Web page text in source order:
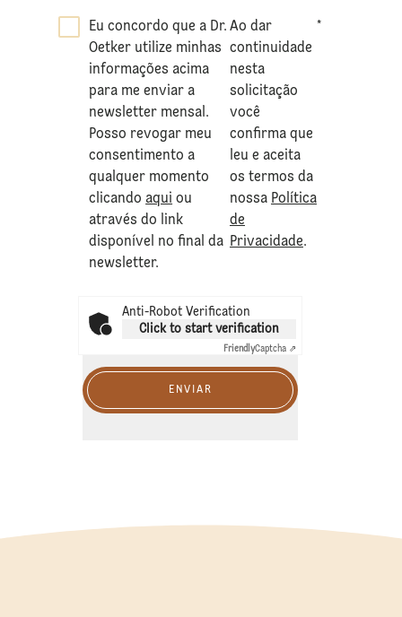
Eu concordo que a Dr.
Oetker utilize minhas
informações acima
para me enviar a
newsletter mensal.
Posso revogar meu
consentimento a
qualquer momento
clicando aqui ou
através do link
disponível no final da
newsletter.
Ao dar
continuidade
nesta
solicitação
você
confirma que
leu e aceita
os termos da
nossa Política
de
Privacidade.
*
Anti-Robot Verification
Click to start verification
FriendlyCaptcha ⇗
ENVIAR